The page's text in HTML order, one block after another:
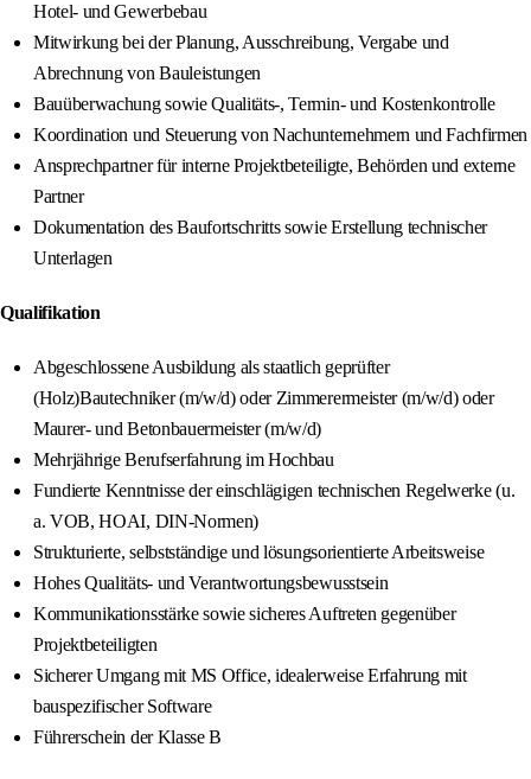
Hotel- und Gewerbebau
Mitwirkung bei der Planung, Ausschreibung, Vergabe und
Abrechnung von Bauleistungen
Bauüberwachung sowie Qualitäts-, Termin- und Kostenkontrolle
Koordination und Steuerung von Nachunternehmern und Fachfirmen
Ansprechpartner für interne Projektbeteiligte, Behörden und externe
Partner
Dokumentation des Baufortschritts sowie Erstellung technischer
Unterlagen
Qualifikation
Abgeschlossene Ausbildung als staatlich geprüfter
(Holz)Bautechniker (m/w/d) oder Zimmerermeister (m/w/d) oder
Maurer- und Betonbauermeister (m/w/d)
Mehrjährige Berufserfahrung im Hochbau
Fundierte Kenntnisse der einschlägigen technischen Regelwerke (u.
a. VOB, HOAI, DIN-Normen)
Strukturierte, selbstständige und lösungsorientierte Arbeitsweise
Hohes Qualitäts- und Verantwortungsbewusstsein
Kommunikationsstärke sowie sicheres Auftreten gegenüber
Projektbeteiligten
Sicherer Umgang mit MS Office, idealerweise Erfahrung mit
bauspezifischer Software
Führerschein der Klasse B